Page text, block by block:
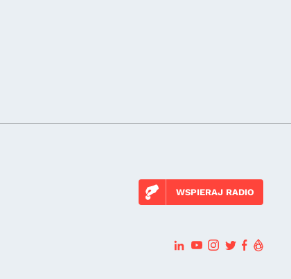
WSPIERAJ RADIO